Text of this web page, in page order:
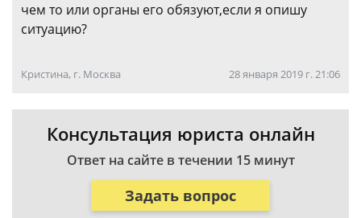
чем то или органы его обязуют,если я опишу
ситуацию?
Кристина, г. Москва 28 января 2019 г. 21:06
Консультация юриста онлайн
Ответ на сайте в течении 15 минут
Задать вопрос